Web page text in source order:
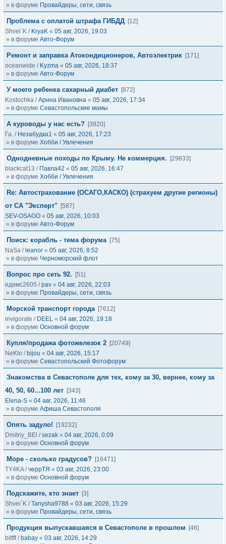
» в форуме Провайдеры, сети, связь
Проблема с оплатой штрафа ГИБДД [12]
Shvei`K / KryaK « 05 авг, 2026, 19:03
» в форуме Авто-Форум
Ремонт и заправка Атокондиционеров, Автоэлектрик [171]
oceanwide / Kyzma « 05 авг, 2026, 18:37
» в форуме Авто-Форум
У моего ребенка сахарный диабет [872]
Kostochka /Арина Ивановна « 05 авг, 2026, 17:34
» в форуме Севастопольские мамы
А куроводы у нас есть? [3820]
Га. / Незабудка1 « 05 авг, 2026, 17:23
» в форуме Хобби / Увлечения
Однодневные походы по Крыму. Не коммерция.
[29833]
blackcat13 / Павла42 « 05 авг, 2026, 16:47
» в форуме Хобби / Увлечения
Re: Автострахование (ОСАГО,КАСКО) (страхуем другие регионы)
от СА "Эксперт" [587]
SEV-OSAGO « 05 авг, 2026, 10:03
» в форуме Авто-Форум
Поиск: корабль - тема форума [75]
NaSa / leanor « 05 авг, 2026, 8:52
» в форуме Черноморский флот
Вопрос про сеть 92.
[51]
едимс2605 /pav « 04 авг, 2026, 22:03
» в форуме Провайдеры, сети, связь
Морской транспорт города [7612]
invigorate / DEEL « 04 авг, 2026, 19:18
» в форуме Основной форум
Купля/продажа фотожелезок 2 [20749]
NeKto / bijou « 04 авг, 2026, 15:17
» в форуме Севастопольский Фотофорум
Знакомства в Севастополе для тех, кому за 30, вернее, кому за
40, 50, 60...100 лет [343]
Elena-S « 04 авг, 2026, 11:46
» в форуме Афиша Севастополя
Опять задуло!
[19232]
Dmitriy_BEl /sezak « 04 авг, 2026, 0:09
» в форуме Основной форум
Море - сколько градусов? [16471]
TY4KA/черрТЯ « 03 авг, 2026, 23:00
» в форуме Основной форум
Подскажите, кто знает [3]
Shvei`K /Tanysha9788 « 03 авг, 2026, 15:29
» в форуме Провайдеры, сети, связь
Продукция выпускавшаяся в Севастополе в прошлом
[46]
bitfff/ babay « 03 авг, 2026, 14:29